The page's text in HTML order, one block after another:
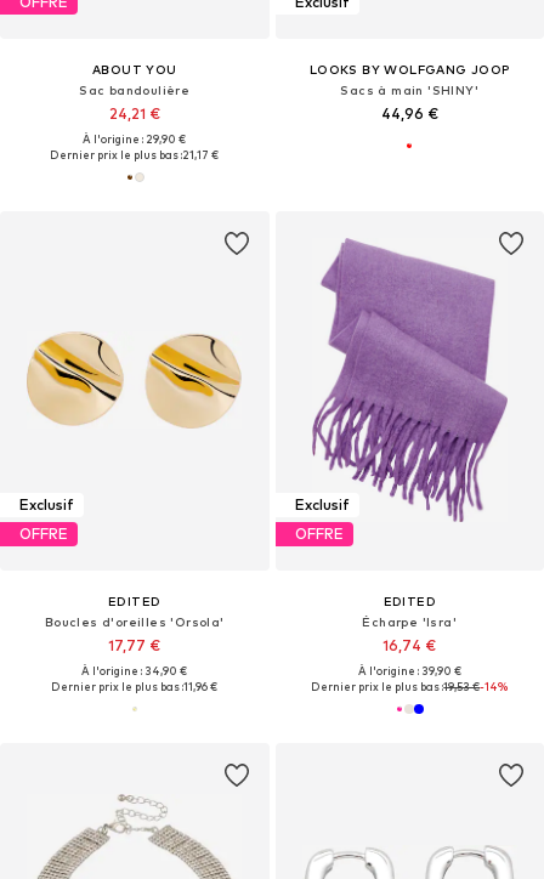
ABOUT YOU
Sac bandoulière
24,21 €
À l'origine : 29,90 €
Dernier prix le plus bas :21,17 €
LOOKS BY WOLFGANG JOOP
Sacs à main 'SHINY'
44,96 €
Exclusif
OFFRE
EDITED
Boucles d'oreilles 'Orsola'
17,77 €
À l'origine : 34,90 €
Dernier prix le plus bas :11,96 €
Exclusif
OFFRE
EDITED
Écharpe 'Isra'
16,74 €
À l'origine : 39,90 €
Dernier prix le plus bas :19,53 €-14%